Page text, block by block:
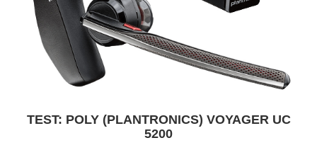
TEST: POLY (PLANTRONICS) VOYAGER UC
5200